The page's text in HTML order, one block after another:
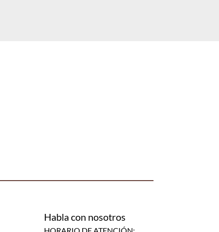
Habla con nosotros
HORARIO DE ATENCIÓN: